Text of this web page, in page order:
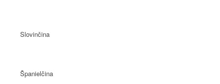
Slovinčina
Španielčina